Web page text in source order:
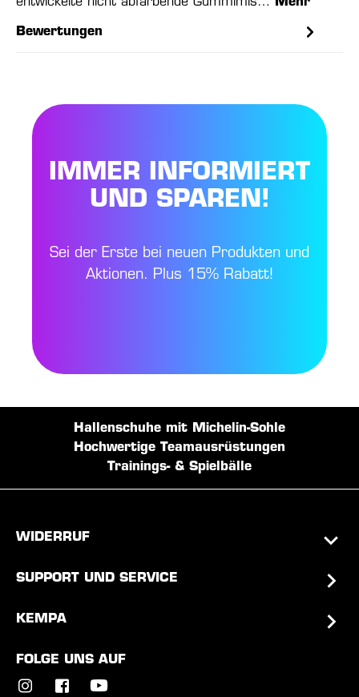
Bewertungen
IMMER INFORMIERT
UND SPAREN!
Sei der Erste bei neuen Produkten und
Aktionen. Plus 15% Rabatt!
Hallenschuhe mit Michelin-Sohle
Hochwertige Teamausrüstungen
Trainings- & Spielbälle
WIDERRUF
SUPPORT UND SERVICE
KEMPA
FOLGE UNS AUF